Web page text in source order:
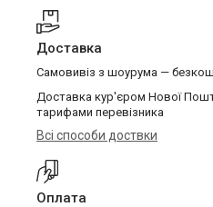
Доставка
Самовивіз з шоурума —
Доставка кур'єром Нової
тарифами перевізника
Всі способи доствки
Оплата